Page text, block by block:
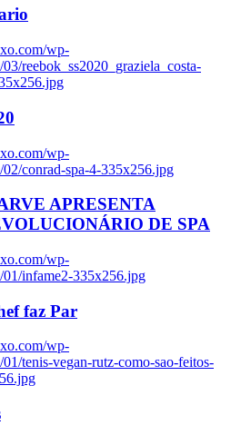
wp-
reebok_ss2020_graziela_costa-
wp-
conrad-spa-4-335x256.jpg
APRESENTA
DE SPA
wp-
01/infame2-335x256.jpg
faz Par
wp-
tenis-vegan-rutz-como-sao-feitos-